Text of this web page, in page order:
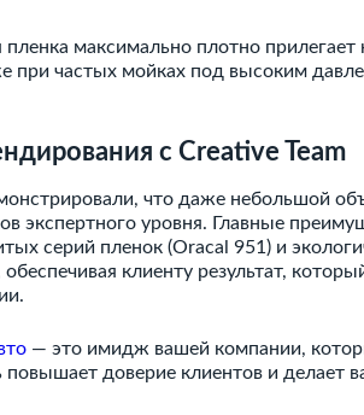
пленка максимально плотно прилегает
при частых мойках под высоким
с Creative Team
что даже небольшой
экспертного уровня. Главные
серий пленок (Oracal 951) и
клиенту результат,
— это имидж вашей компании,
доверие клиентов и делает